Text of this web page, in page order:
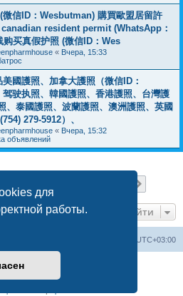
для
работы.
微信ID：Wesbutman) 購買歐盟居留許
resident permit (WhatsApp：
购买真假护照 (微信ID：Wes
« Вчера, 15:33
國護照、加拿大護照（微信ID：
驶执照、韓國護照、香港護照、台灣護
、泰國護照、波蘭護照、澳洲護照、英國
279-5912）、
« Вчера, 15:32
объявлений
Перейти
UTC+03:00
® Forum Software © phpBB Limited
поддержка phpBB